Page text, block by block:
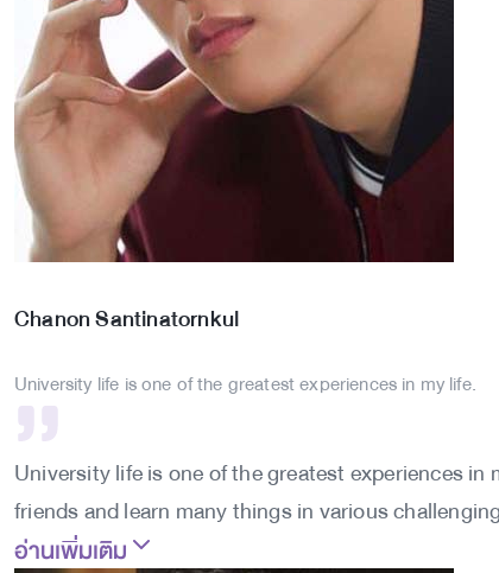
ChanonSantinatornkul
University life is one of the greatest experiences in my life.
University life is one of the greatest experiences
friends and learn many things in various
อ่านเพิ่มเติม